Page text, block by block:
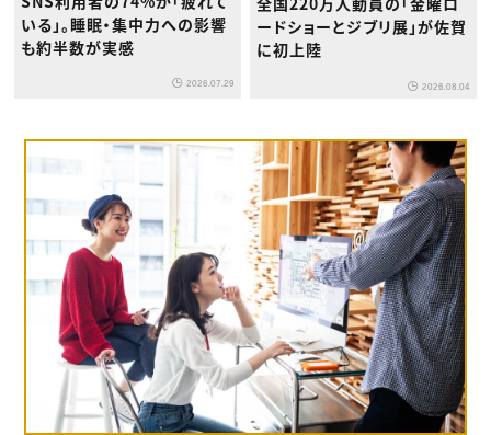
いる」。睡眠・集中力への影響
も約半数が実感
2026.07.29
ードショーとジブリ展」が佐賀
に初上陸
2026.08.04